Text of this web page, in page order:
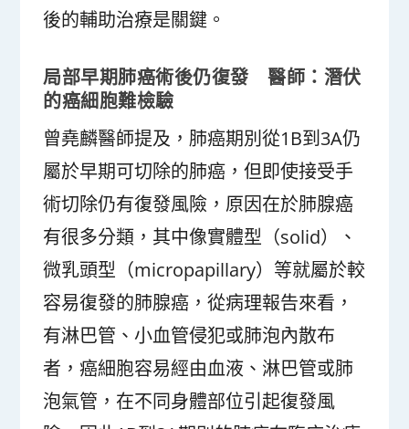
後的輔助治療是關鍵。
局部早期肺癌術後仍復發 醫師：潛伏
的癌細胞難檢驗
曾堯麟醫師提及，肺癌期別從1B到3A仍
屬於早期可切除的肺癌，但即使接受手
術切除仍有復發風險，原因在於肺腺癌
有很多分類，其中像實體型（solid）、
微乳頭型（micropapillary）等就屬於較
容易復發的肺腺癌，從病理報告來看，
有淋巴管、小血管侵犯或肺泡內散布
者，癌細胞容易經由血液、淋巴管或肺
泡氣管，在不同身體部位引起復發風